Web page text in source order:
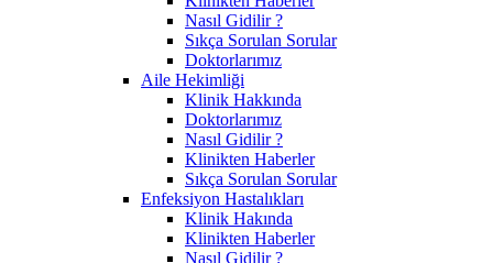
Nasıl Gidilir ?
Sıkça Sorulan Sorular
Doktorlarımız
Aile Hekimliği
Klinik Hakkında
Doktorlarımız
Nasıl Gidilir ?
Klinikten Haberler
Sıkça Sorulan Sorular
Enfeksiyon Hastalıkları
Klinik Hakında
Klinikten Haberler
Nasıl Gidilir ?